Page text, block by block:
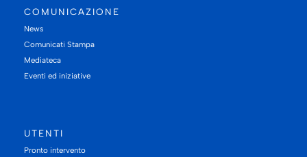
COMUNICAZIONE
News
Comunicati Stampa
Mediateca
Eventi ed iniziative
UTENTI
Pronto intervento